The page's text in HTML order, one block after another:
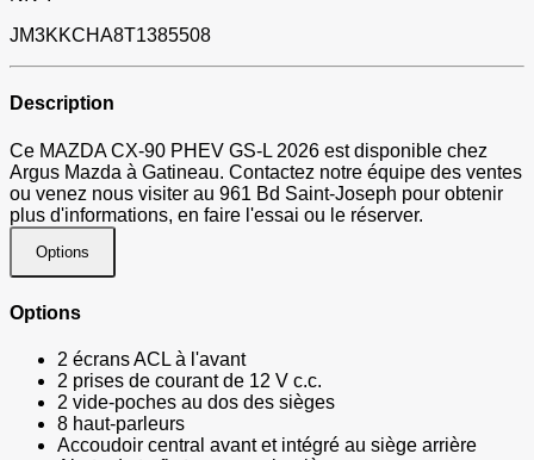
JM3KKCHA8T1385508
Description
Ce MAZDA CX-90 PHEV GS-L 2026 est disponible chez
Argus Mazda à Gatineau. Contactez notre équipe des ventes
ou venez nous visiter au 961 Bd Saint-Joseph pour obtenir
plus d'informations, en faire l'essai ou le réserver.
Options
Options
2 écrans ACL à l'avant
2 prises de courant de 12 V c.c.
2 vide-poches au dos des sièges
8 haut-parleurs
Accoudoir central avant et intégré au siège arrière